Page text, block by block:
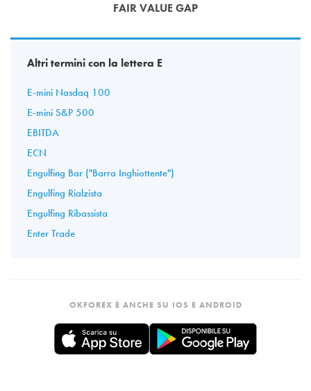
FAIR VALUE GAP
Altri termini con la lettera E
E-mini Nasdaq 100
E-mini S&P 500
EBITDA
ECN
Engulfing Bar ("Barra Inghiottente")
Engulfing Rialzista
Engulfing Ribassista
Enter Trade
OKFOREX È ANCHE SU IOS E ANDROID